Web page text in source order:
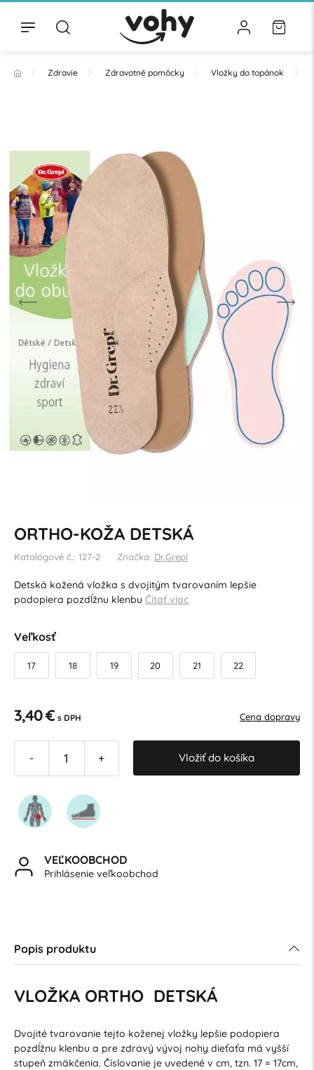
Zdravie Zdravotné pomôcky Vložky do topánok
ORTHO-KOŽA DETSKÁ
Katalógové č.: 127-2 Značka: Dr.Grepl
Detská kožená vložka s dvojitým tvarovaním lepšie
podopiera pozdĺžnu klenbu Čítať viac
Veľkosť
17 18 19 20 21 22
3,40 € s DPH Cena dopravy
- + Vložiť do košíka
VEĽKOOBCHOD
Prihlásenie veľkoobchod
Popis produktu
VLOŽKA ORTHO DETSKÁ
Dvojité tvarovanie tejto koženej vložky lepšie podopiera
pozdĺžnu klenbu a pre zdravý vývoj nohy dieťaťa má vyšší
stupeň zmäkčenia. Číslovanie je uvedené v cm, tzn. 17 = 17cm,